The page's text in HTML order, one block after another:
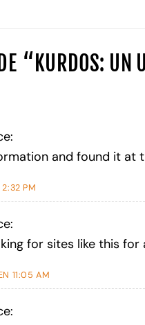
“ KURDOS: UN
and found it at
PM
for sites like this for
11:05 AM